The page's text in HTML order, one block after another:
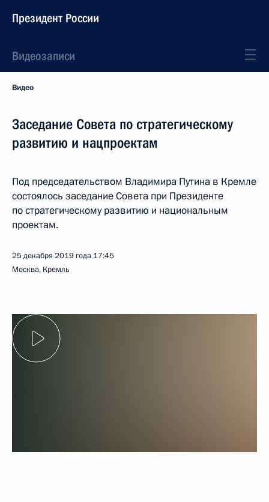
Президент России
Видеозаписи
Видео
Заседание Совета по стратегическому
развитию и нацпроектам
Под председательством Владимира Путина в Кремле
состоялось заседание Совета при Президенте
по стратегическому развитию и национальным
проектам.
25 декабря 2019 года 17:45
Москва, Кремль